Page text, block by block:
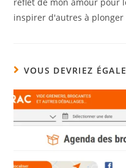
reflet de mon amour pour
inspirer d'autres à
VOUS DEVRIEZ